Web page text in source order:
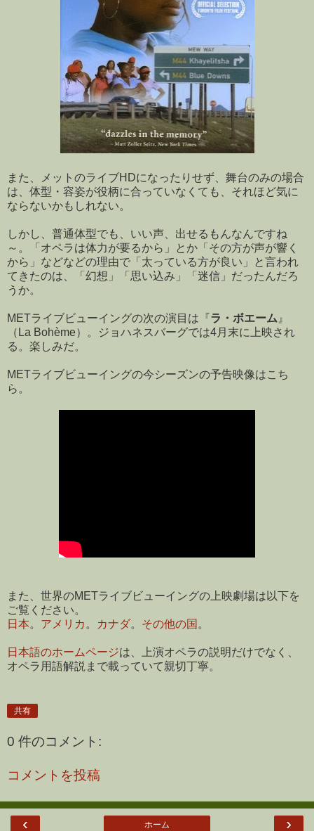
また、メットのライブHDになったりせず、舞台のみの場合
は、体型・容姿が役柄に合っていなくても、それほど気に
ならないかもしれない。
しかし、普通体型でも、いい声、出せるもんなんですね
～。「オペラは体力が要るから」とか「その方が声が響く
から」などなどの理由で「太っている方が良い」と言われ
てきたのは、「幻想」「思い込み」「迷信」だったんだろ
うか。
METライブビューイングの次の演目は『ラ・ボエーム 』
（La Bohème）。ジョハネスバーグでは4月末に上映され
る。楽しみだ。
METライブビューイングの今シーズンの予告映像はこち
ら。
また、世界のMETライブビューイングの上映劇場は以下を
ご覧ください。
日本。 アメリカ 。 カナダ。 その他の国 。
日本語のホームページは、上演オペラの説明だけでなく、
オペラ用語解説まで載っていて親切丁寧。
共有
0 件のコメント:
コメントを投稿
‹ ›
ホーム